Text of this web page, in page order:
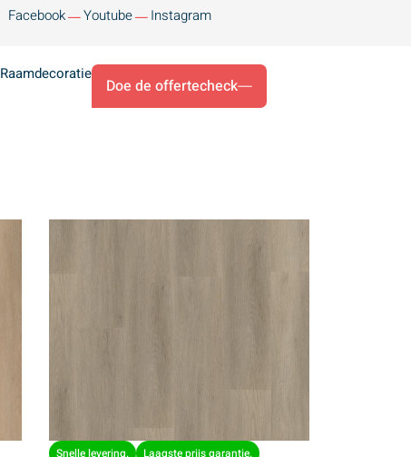
Facebook Youtube Instagram
Raamdecoratie
Doe de offertecheck
Snelle levering. Laagste prijs garantie.